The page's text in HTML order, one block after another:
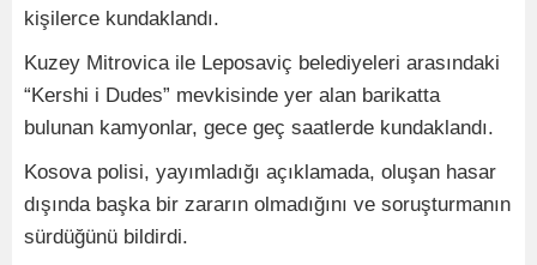
kişilerce kundaklandı.
Kuzey Mitrovica ile Leposaviç belediyeleri arasındaki
“Kershi i Dudes” mevkisinde yer alan barikatta
bulunan kamyonlar, gece geç saatlerde kundaklandı.
Kosova polisi, yayımladığı açıklamada, oluşan hasar
dışında başka bir zararın olmadığını ve soruşturmanın
sürdüğünü bildirdi.